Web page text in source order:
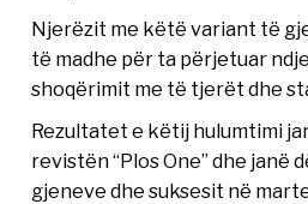
Njerëzit me këtë variant të
të madhe për ta përjetuar
shoqërimit me të tjerët dhe
Rezultatet e këtij hulumtimi
revistën “Plos One” dhe janë
gjeneve dhe suksesit në